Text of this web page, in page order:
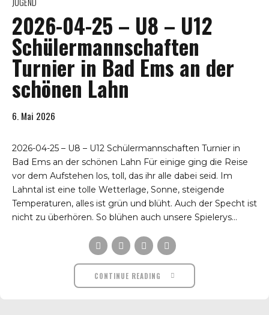
2026-04-25 – U8 – U12
Schülermannschaften
Turnier in Bad Ems an der
schönen Lahn
6. Mai 2026
2026-04-25 – U8 – U12 Schülermannschaften Turnier in
Bad Ems an der schönen Lahn Für einige ging die Reise
vor dem Aufstehen los, toll, das ihr alle dabei seid. Im
Lahntal ist eine tolle Wetterlage, Sonne, steigende
Temperaturen, alles ist grün und blüht. Auch der Specht ist
nicht zu überhören. So blühen auch unsere Spielerys...
CONTINUE READING